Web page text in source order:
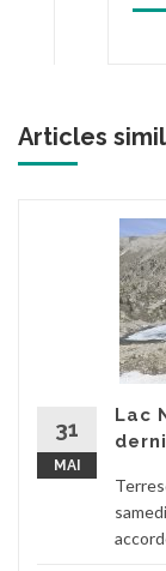
Articles
31
MAI
Lac